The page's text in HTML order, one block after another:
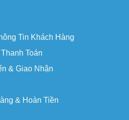
Tin Khách Hàng
Toán
& Giao Nhận
& Hoàn Tiền